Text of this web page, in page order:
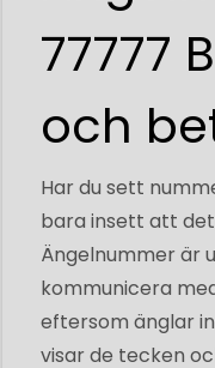
77777
och
Har du sett
bara insett att
Ängelnummer är
kommunicera
eftersom änglar
visar de tecken